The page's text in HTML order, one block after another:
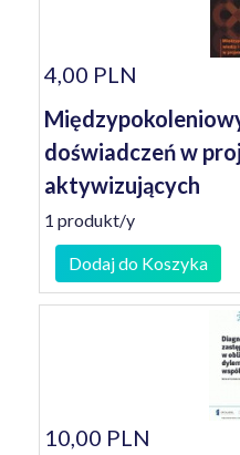
4,00 PLN
doświadczeń w
aktywizujących
1 produkt/y
Dodaj do Koszyka
10,00 PLN